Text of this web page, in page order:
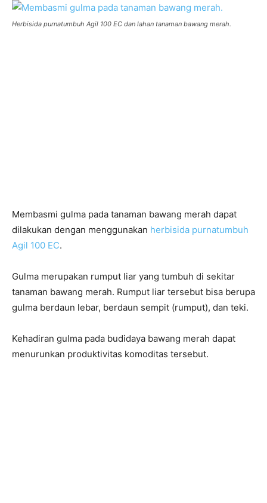
Herbisida purnatumbuh Agil 100 EC dan lahan tanaman bawang merah.
Membasmi gulma pada tanaman bawang merah dapat
dilakukan dengan menggunakan herbisida purnatumbuh
Agil 100 EC.
Gulma merupakan rumput liar yang tumbuh di sekitar
tanaman bawang merah. Rumput liar tersebut bisa berupa
gulma berdaun lebar, berdaun sempit (rumput), dan teki.
Kehadiran gulma pada budidaya bawang merah dapat
menurunkan produktivitas komoditas tersebut.